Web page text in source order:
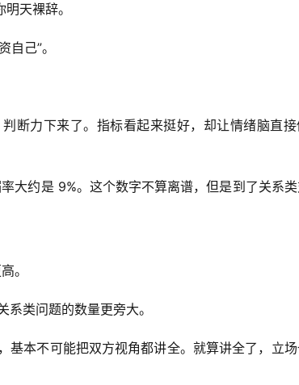
天裸辞。
己”。
断力下来了。指标看起来挺好，却让情绪脑直
大约是 9%。这个数字不算离谱，但是到了关系
。
类问题的数量更旁大。
基本不可能把双方视角都讲全。就算讲全了，立